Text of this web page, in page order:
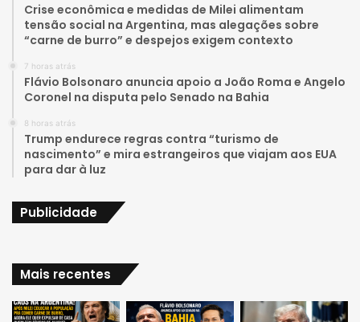
b
g
a
Crise econômica e medidas de Milei alimentam
tensão social na Argentina, mas alegações sobre
“carne de burro” e despejos exigem contexto
7 horas atrás
Flávio Bolsonaro anuncia apoio a João Roma e Angelo
Coronel na disputa pelo Senado na Bahia
8 horas atrás
Trump endurece regras contra “turismo de
nascimento” e mira estrangeiros que viajam aos EUA
para dar à luz
Publicidade
Mais recentes